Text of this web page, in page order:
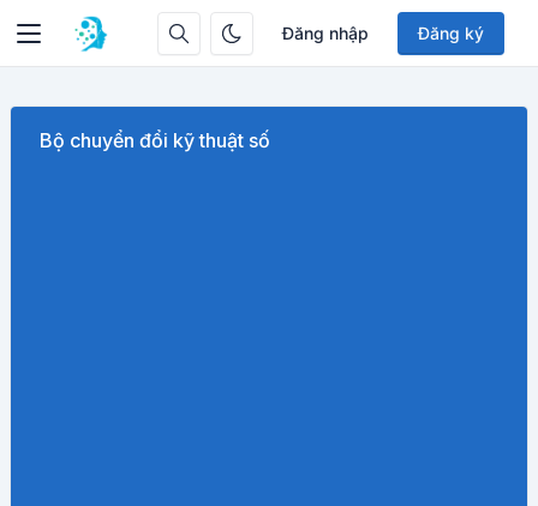
Đăng nhập Đăng ký
Bộ chuyển đổi kỹ thuật số